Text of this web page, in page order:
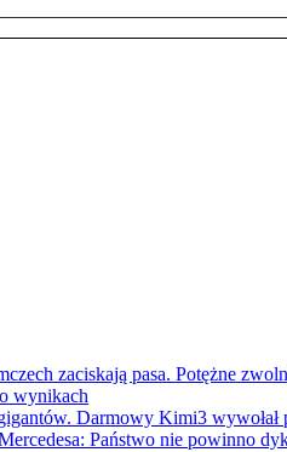
zaciskają pasa. Potężne
wynikach
Darmowy Kimi3 wywołał
Państwo nie powinno